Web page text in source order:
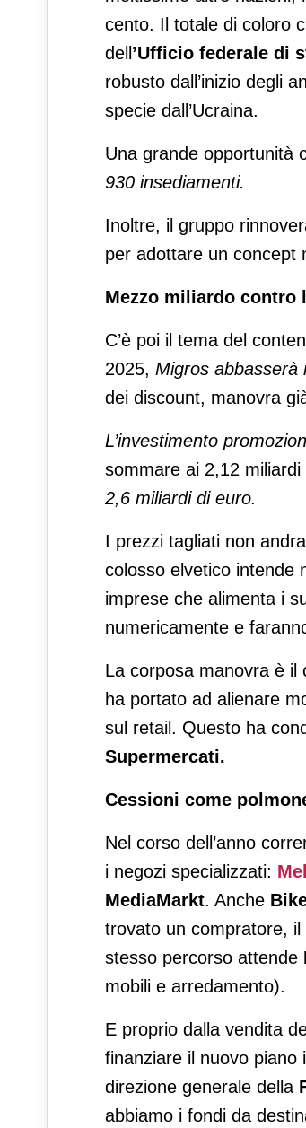
cento. Il totale di coloro
dell ’Ufficio federale di
robusto dall’inizio degli
specie dall’Ucraina.
Una grande opportunità
930 insediamenti.
Inoltre, il gruppo
per adottare un concept
Mezzo miliardo contro
C’è poi il tema del
2025, Migros abbasserà
dei discount, manovra
L’investimento
sommare ai 2,12
2,6 miliardi di euro.
I prezzi tagliati non
colosso elvetico intende
imprese che alimenta i
numericamente e
La corposa manovra è il
ha portato ad alienare
sul retail. Questo ha
Supermercati.
Cessioni come
Nel corso dell’anno
i negozi specializzati:
MediaMarkt. Anche
trovato un compratore, il
stesso percorso attende
mobili e arredamento).
E proprio dalla vendita
finanziare il nuovo piano
direzione generale della
abbiamo i fondi da